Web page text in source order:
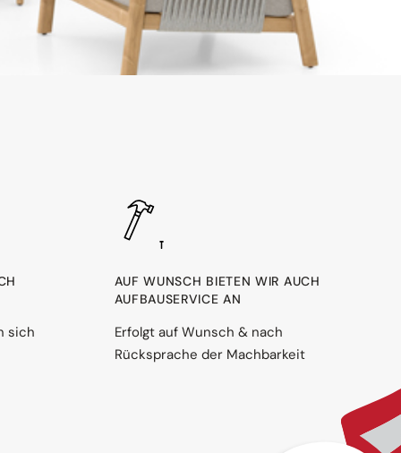
sich
AUF WUNSCH BIETEN WIR AUCH
AUFBAUSERVICE AN
Erfolgt auf Wunsch & nach
Rücksprache der Machbarkeit